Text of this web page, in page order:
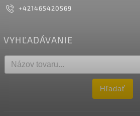
+421465420569
VYHĽADÁVANIE
Hľadať